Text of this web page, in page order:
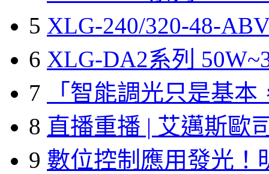
5 XLG-240/320-48-
6 XLG-DA2系列
7
「智能調光只是基本
8 直播重播 | 艾邁斯歐
9 數位控制應用發光！